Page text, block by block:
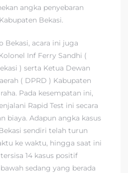
angka penyebaran
Bekasi.
Bekasi, acara ini juga
Inf Ferry Sandhi (
) serta Ketua Dewan
( DPRD ) Kabupaten
Pada kesempatan ini,
Rapid Test ini secara
biaya. Adapun angka kasus
sendiri telah turun
ke waktu, hingga saat ini
14 kasus positif
sedang yang berada